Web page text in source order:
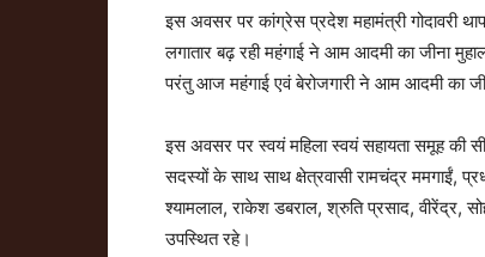
इस अवसर पर कांग्रेस प्रदेश महामंत्री गोदावरी
लगातार बढ़ रही महंगाई ने आम आदमी का जीना
परंतु आज महंगाई एवं बेरोजगारी ने आम आदमी का
इस अवसर पर स्वयं महिला स्वयं सहायता समूह की
सदस्यों के साथ साथ क्षेत्रवासी रामचंद्र ममगाईं,
श्यामलाल, राकेश डबराल, श्रुति प्रसाद, वीरेंद्र,
उपस्थित रहे।